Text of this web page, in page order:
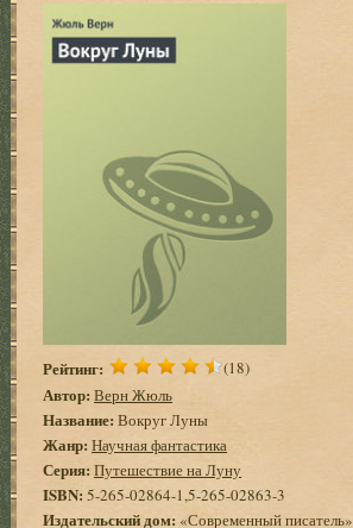
Рейтинг: (18)
Автор: Верн Жюль
Название: Вокруг Луны
Жанр: Научная фантастика
Серия: Путешествие на Луну
ISBN: 5-265-02864-1,5-265-02863-3
Издательский дом: «Современный писатель»